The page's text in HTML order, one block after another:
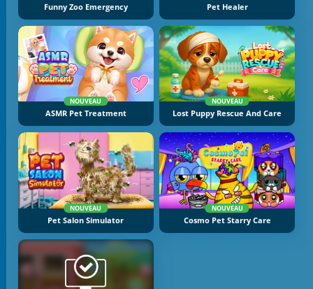
Funny Zoo Emergency Pet Healer
NOUVEAU
ASMR Pet Treatment
NOUVEAU
Lost Puppy Rescue And Care
NOUVEAU
Pet Salon Simulator
NOUVEAU
Cosmo Pet Starry Care